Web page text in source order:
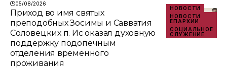
05/08/2026
НОВОСТИ
НОВОСТИ
ЕПАРХИИ
СОЦИАЛЬНОЕ
СЛУЖЕНИЕ
Приход во имя святых
преподобных Зосимы и Савватия
Соловецких п. Ис оказал духовную
поддержку подопечным
отделения временного
проживания